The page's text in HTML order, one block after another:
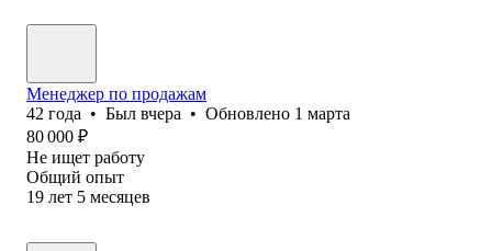
Менеджер по продажам
42 года • Был вчера • Обновлено 1 марта
80 000 ₽
Не ищет работу
Общий опыт
19 лет 5 месяцев